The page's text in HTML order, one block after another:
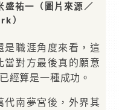
祐一（圖片來源／
）
是職涯角度來看，這
當對方最後真的願意
經算是一種成功。
代南夢宮後，外界其